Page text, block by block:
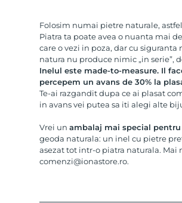
Folosim numai pietre naturale,
Piatra ta poate avea o nuanta mai
care o vezi in poza, dar cu siguranta
natura nu produce nimic „in serie”,
Inelul este made-to-measure. Il
percepem un avans de 30% la
Te-ai razgandit dupa ce ai plasat
in avans vei putea sa iti alegi alte
Vrei un ambalaj mai special
geoda naturala: un inel cu pietre
asezat tot intr-o piatra naturala.
comenzi@ionastore.ro.